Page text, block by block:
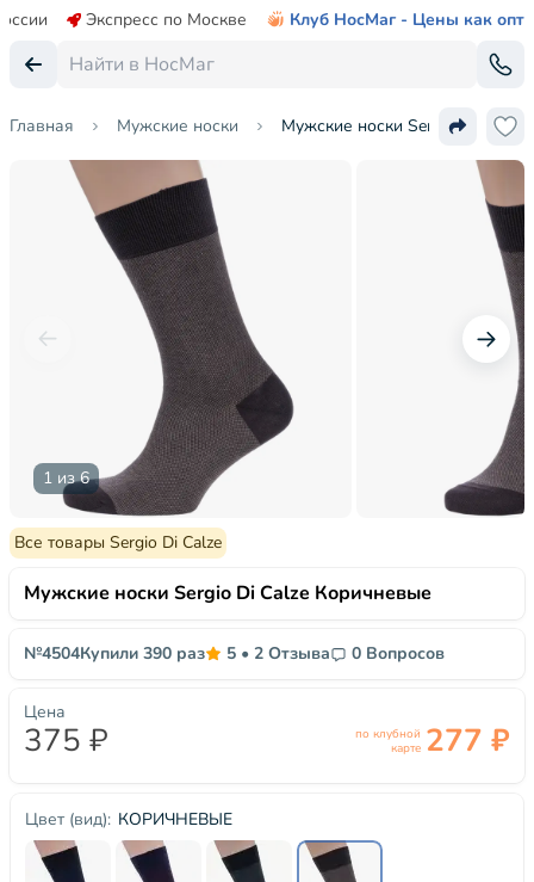
Экспресс по Москве Клуб НосМаг - Цены как опт
Главная Мужские носки Мужские носки Sergio Di Calze
1 из 6
Все товары Sergio Di Calze
Мужские носки Sergio Di Calze Коричневые
№4504Купили 390 раз 5 • 2 Отзыва 0 Вопросов
Цвет (вид): КОРИЧНЕВЫЕ
Цена
375 ₽
по клубной
карте 277 ₽